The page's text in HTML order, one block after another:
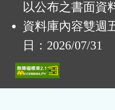
以公布之書面資
資料庫內容雙週
日：2026/07/31